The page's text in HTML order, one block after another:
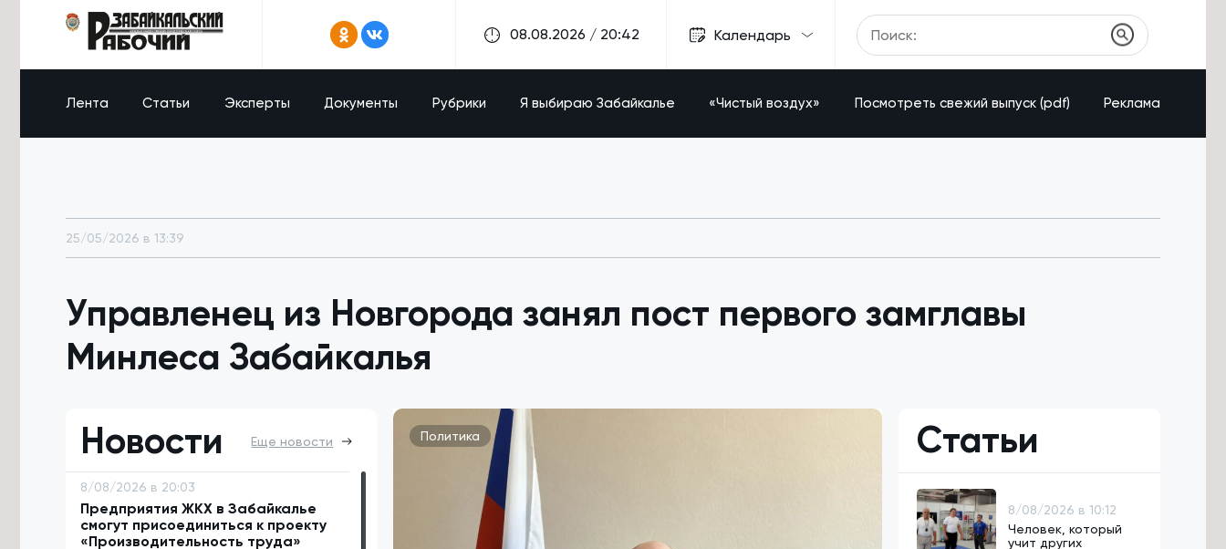
08.08.2026 / 20:42 Календарь
Лента Статьи Эксперты Документы Рубрики Я выбираю Забайкалье «Чистый воздух» Посмотреть свежий выпуск (pdf) Реклама
25/05/2026 в 13:39
Управленец из Новгорода занял пост первого замглавы
Минлеса Забайкалья
Новости
Еще новости
8/08/2026 в 20:03
Предприятия ЖКХ в Забайкалье
смогут присоединиться к проекту
«Производительность труда»
Политика Статьи
8/08/2026 в 10:12
Человек, который
учит других